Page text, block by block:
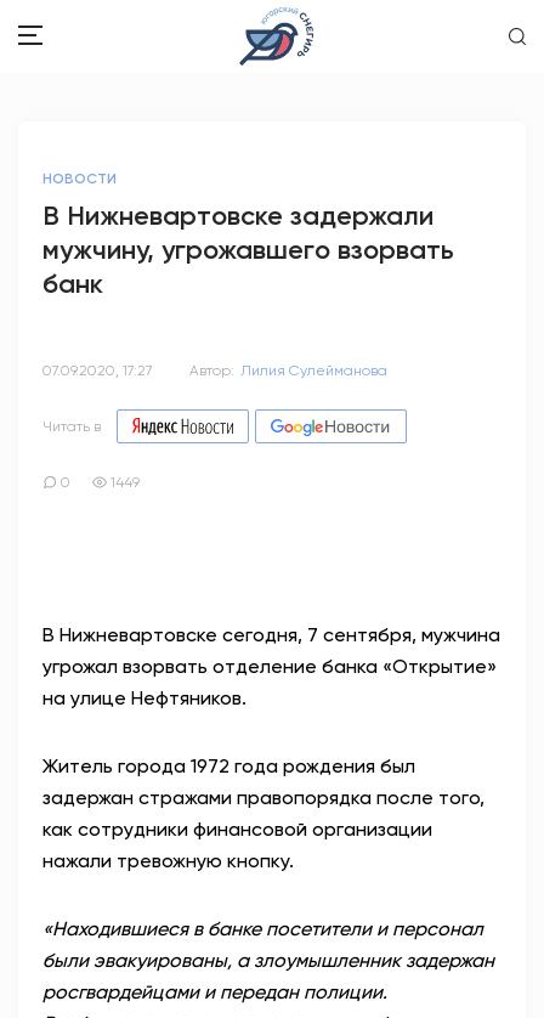
ОБРАЗОВАНИЕ
КУЛЬТУРА
СПОРТ
НОВОСТИ
ОФИЦИАЛЬНО
81,41 94,06
НОВОСТИ
В Нижневартовске задержали
мужчину, угрожавшего взорвать
банк
07.09.2020, 17:27 Автор: Лилия Сулейманова
Читать в
0 1449
В Нижневартовске сегодня, 7 сентября, мужчина
угрожал взорвать отделение банка «Открытие»
на улице Нефтяников.
Житель города 1972 года рождения был
задержан стражами правопорядка после того,
как сотрудники финансовой организации
нажали тревожную кнопку.
«Находившиеся в банке посетители и персонал
были эвакуированы, а злоумышленник задержан
росгвардейцами и передан полиции.